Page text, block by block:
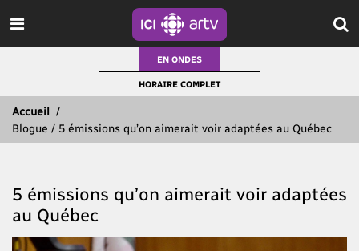
EN ONDES
HORAIRE COMPLET
Accueil /
Blogue / 5 émissions qu’on aimerait voir adaptées au Québec
5 émissions qu’on aimerait voir adaptées
au Québec